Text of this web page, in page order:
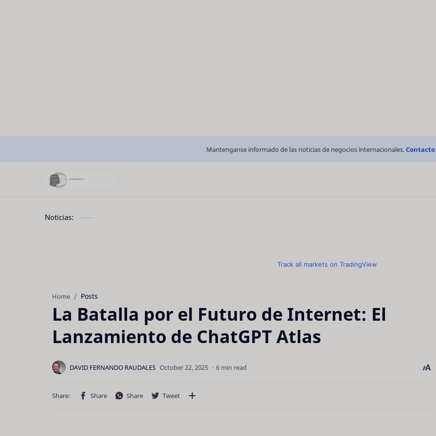
Mantenganse informado de las noticias de negocios internacionales.Contacto
Noticias:
Track all markets on TradingView
Home Posts
La Batalla por el Futuro de Internet: El
Lanzamiento de ChatGPT Atlas
6 min read